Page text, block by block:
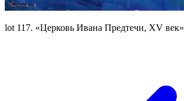
lot 117. «Церковь Ивана Предтечи, XV век»